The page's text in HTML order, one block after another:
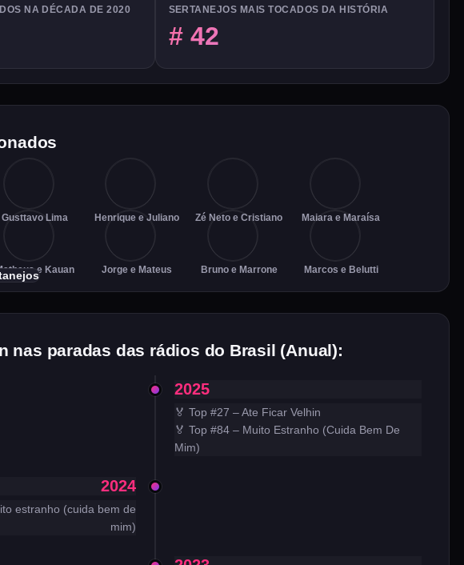
nas paradas das rádios do Brasil (Anual):
2025
🏅 Top #27 – Ate Ficar Velhin
🏅 Top #84 – Muito Estranho (Cuida Bem De
Mim)
2024
estranho (cuida bem de
mim)
Gusttavo Lima Henrique e Juliano Zé Neto e Cristiano Maiara e Maraísa
e Kauan Jorge e Mateus Bruno e Marrone Marcos e Belutti
NA DÉCADA DE 2020 SERTANEJOS MAIS TOCADOS DA HISTÓRIA
# 42